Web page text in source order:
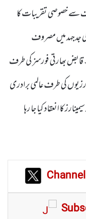
سے خصوصی تقریبات کا
جدجہد میں مصروف
بھارتی فورسز کی طرف
کی طرف عالمی برادری
کا انعقاد کیا جا رہا
Channel